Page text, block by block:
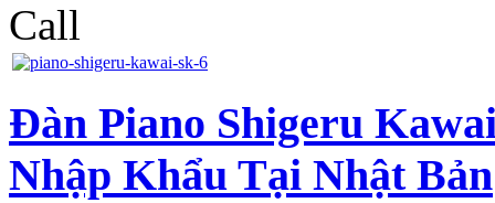
Call
Đàn Piano Shigeru
Nhập Khẩu Tại Nhật Bản